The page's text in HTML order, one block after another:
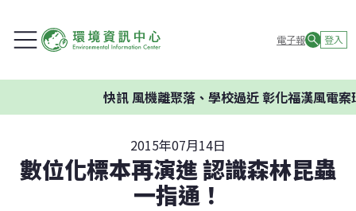
電子報 登入
快訊風機離聚落、學校過近 彰化福漢風電案環
2015年07月14日
數位化標本再演進 認識森林昆蟲
一指通！